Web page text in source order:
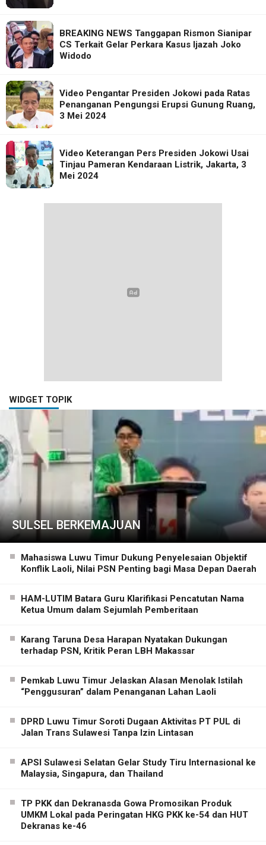
BREAKING NEWS Tanggapan Rismon Sianipar
CS Terkait Gelar Perkara Kasus Ijazah Joko
Widodo
Video Pengantar Presiden Jokowi pada Ratas
Penanganan Pengungsi Erupsi Gunung Ruang,
3 Mei 2024
Video Keterangan Pers Presiden Jokowi Usai
Tinjau Pameran Kendaraan Listrik, Jakarta, 3
Mei 2024
WIDGET TOPIK
SULSEL BERKEMAJUAN
Mahasiswa Luwu Timur Dukung Penyelesaian Objektif
Konflik Laoli, Nilai PSN Penting bagi Masa Depan Daerah
HAM-LUTIM Batara Guru Klarifikasi Pencatutan Nama
Ketua Umum dalam Sejumlah Pemberitaan
Karang Taruna Desa Harapan Nyatakan Dukungan
terhadap PSN, Kritik Peran LBH Makassar
Pemkab Luwu Timur Jelaskan Alasan Menolak Istilah
“Penggusuran” dalam Penanganan Lahan Laoli
DPRD Luwu Timur Soroti Dugaan Aktivitas PT PUL di
Jalan Trans Sulawesi Tanpa Izin Lintasan
APSI Sulawesi Selatan Gelar Study Tiru Internasional ke
Malaysia, Singapura, dan Thailand
TP PKK dan Dekranasda Gowa Promosikan Produk
UMKM Lokal pada Peringatan HKG PKK ke-54 dan HUT
Dekranas ke-46